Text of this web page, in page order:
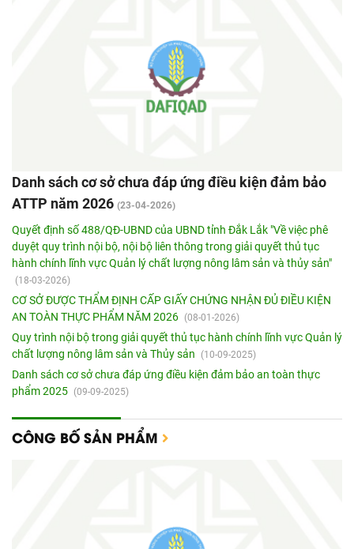
Danh sách cơ sở chưa đáp ứng điều kiện đảm bảo
ATTP năm 2026 (23-04-2026)
Quyết định số 488/QĐ-UBND của UBND tỉnh Đắk Lắk "Về việc phê
duyệt quy trình nội bộ, nội bộ liên thông trong giải quyết thủ tục
hành chính lĩnh vực Quản lý chất lượng nông lâm sản và thủy sản"
(18-03-2026)
CƠ SỞ ĐƯỢC THẨM ĐỊNH CẤP GIẤY CHỨNG NHẬN ĐỦ ĐIỀU KIỆN
AN TOÀN THỰC PHẨM NĂM 2026 (08-01-2026)
Quy trình nội bộ trong giải quyết thủ tục hành chính lĩnh vực Quản lý
chất lượng nông lâm sản và Thủy sản
(10-09-2025)
Danh sách cơ sở chưa đáp ứng điều kiện đảm bảo an toàn thực
phẩm 2025 (09-09-2025)
CÔNG BỐ SẢN PHẨM